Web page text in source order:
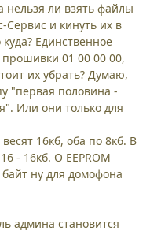
нельзя ли взять файлы
Сервис и кинуть их в
Единственное
прошивки 01 00 00 00,
их убрать? Думаю,
"первая половина -
Или они только для
16кб, оба по 8кб. В
- 16кб. О EEPROM
ну для домофона
админа становится